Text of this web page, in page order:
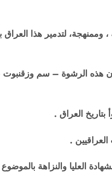
لتدمير هذا العراق
هذه الرشوة – سم وزقنبوت
العراق .
.
العليا والنزاهة بالموضوع